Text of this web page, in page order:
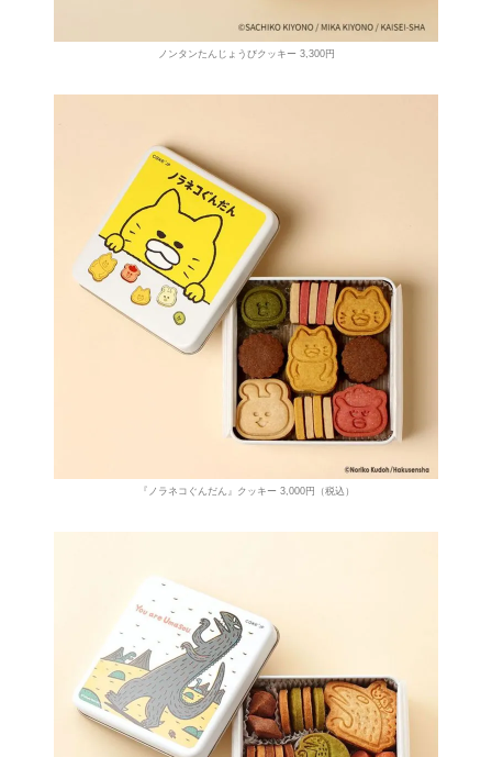
ノンタンたんじょうびクッキー 3,300円
『ノラネコぐんだん』クッキー 3,000円（税込）